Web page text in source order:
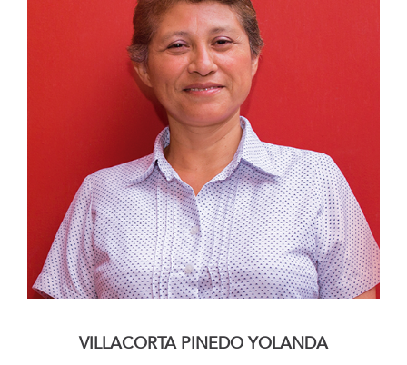
VILLACORTA PINEDO YOLANDA